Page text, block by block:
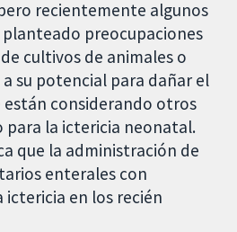
recientemente algunos
preocupaciones
cultivos de animales o
su potencial para dañar el
están considerando otros
la ictericia neonatal.
que la administración de
enterales con
en los recién